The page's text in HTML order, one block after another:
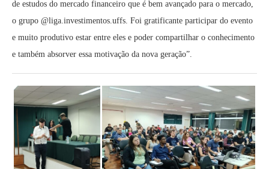
de estudos do mercado financeiro que é bem avançado para o mercado,
o grupo @liga.investimentos.uffs. Foi gratificante participar do evento
e muito produtivo estar entre eles e poder compartilhar o conhecimento
e também absorver essa motivação da nova geração”.